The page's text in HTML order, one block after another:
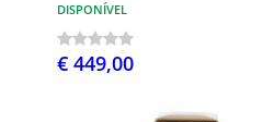
DISPONÍVEL
€ 449,00